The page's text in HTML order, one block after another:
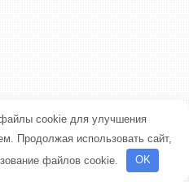
файлы cookie для улучшения
Продолжая использовать сайт,
файлов cookie.
OK